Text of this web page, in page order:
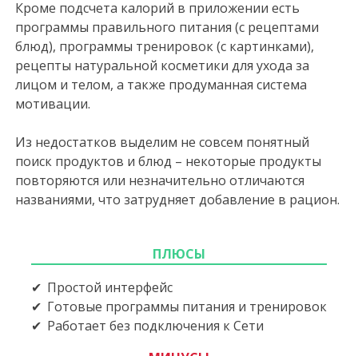
Кроме подсчета калорий в приложении есть
программы правильного питания (с рецептами
блюд), программы тренировок (с картинками),
рецепты натуральной косметики для ухода за
лицом и телом, а также продуманная система
мотивации.
Из недостатков выделим не совсем понятный
поиск продуктов и блюд – некоторые продукты
повторяются или незначительно отличаются
названиями, что затрудняет добавление в рацион.
ПЛЮСЫ
Простой интерфейс
Готовые программы питания и тренировок
Работает без подключения к Сети